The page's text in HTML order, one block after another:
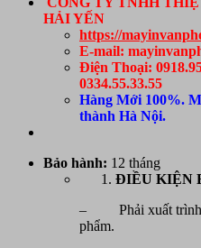
HẢI YẾN
https://
E-mail:
Điện Thoại:
0334.55.33.55
Hàng Mới 100%.
thành Hà Nội.
Bảo hành: 12 tháng
ĐIỀU KIỆN
– Phải xuất trình
phẩm.